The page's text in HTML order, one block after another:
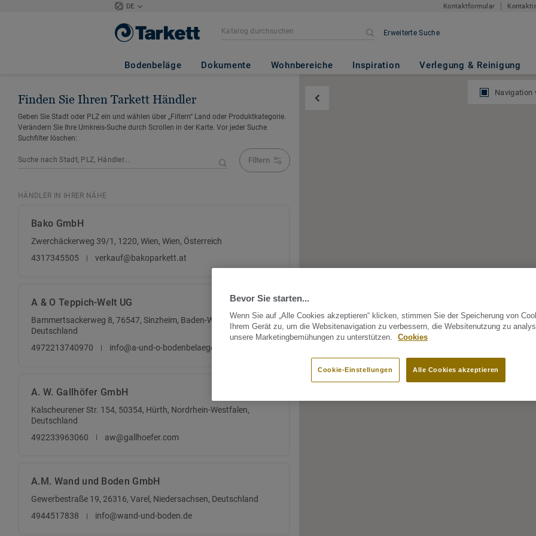
DE Kontaktformular
Erweiterte Suche
Bodenbeläge Dokumente Wohnbereiche Inspiration Verlegung & Reinigung
Finden Sie Ihren Tarkett Händler
Geben Sie Stadt oder PLZ ein und wählen über „Filtern“ Land oder Produktkategorie.
Verändern Sie Ihre Umkreis-Suche durch Scrollen in der Karte. Vor jeder Suche
Suchfilter löschen:
Filtern
HÄNDLER IN IHRER NÄHE
Bako GmbH
Zwerchäckerweg 39/1, 1220, Wien, Wien, Österreich
4317345505
verkauf@bakoparkett.at
A & O Teppich-Welt UG
Bammertsackerweg 8, 76547, Sinzheim, Baden-Württemberg,
Deutschland
4972213740970
info@a-und-o-bodenbelaege.de
A. W. Gallhöfer GmbH
Kalscheurener Str. 154, 50354, Hürth, Nordrhein-Westfalen,
Deutschland
492233963060
aw@gallhoefer.com
A.M. Wand und Boden GmbH
Gewerbestraße 19, 26316, Varel, Niedersachsen, Deutschland
4944517838
info@wand-und-boden.de
Navigation
Bevor Sie starten...
Wenn Sie auf „Alle Cookies akzeptieren“ klicken, stimmen Sie der Speicherung von
Ihrem Gerät zu, um die Websitenavigation zu verbessern, die Websitenutzung zu
unsere Marketingbemühungen zu unterstützen.
Cookies
Alle Cookies akzeptieren
Cookie-Einstellungen